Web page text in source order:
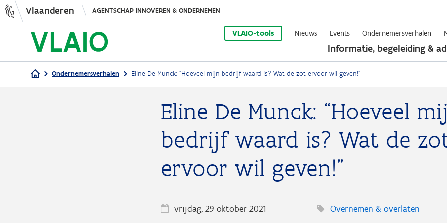
Overslaan
en
naar
de
inhoud
Vlaanderen AGENTSCHAP INNOVEREN & ONDERNEMEN
VLAIO-tools Nieuws Events Ondernemersverhalen
Informatie, begeleiding &
Ondernemersverhalen Eline De Munck: “Hoeveel mijn bedrijf waard is? Wat de zot ervoor wil geven!”
Eline De Munck: “Hoeveel
bedrijf waard is? Wat de
ervoor wil geven!”
vrijdag, 29 oktober 2021 Overnemen & overlaten